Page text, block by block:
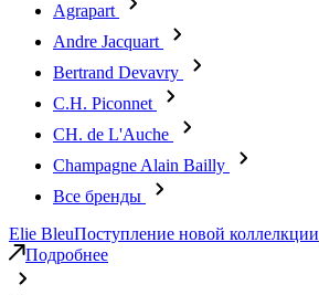
Agrapart
Andre Jacquart
Bertrand Devavry
C.H. Piconnet
CH. de L'Auche
Champagne Alain Bailly
Все бренды
Elie BleuПоступление новой коллелкции
Подробнее